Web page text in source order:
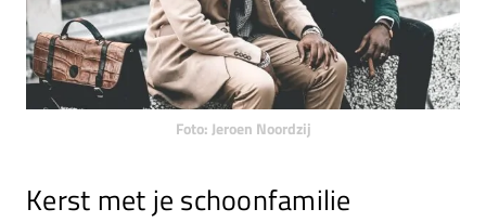
Foto: Jeroen Noordzij
Kerst met je schoonfamilie